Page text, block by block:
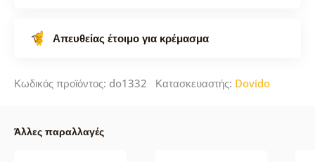
Απευθείας έτοιμο για κρέμασμα
Κωδικός προϊόντος: do1332 Κατασκευαστής: Dovido
Άλλες παραλλαγές